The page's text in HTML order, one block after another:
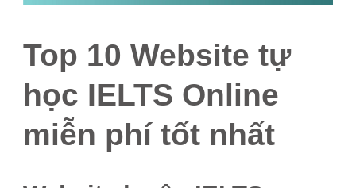
Top 10 Website tự
học IELTS Online
miễn phí tốt nhất